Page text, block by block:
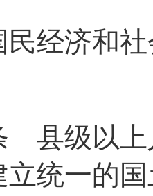
济和社
县级以上
立统一的